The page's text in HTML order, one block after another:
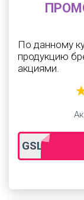
По данному
продукцию
акциями.
GSLP24